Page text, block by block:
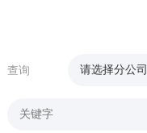
查询